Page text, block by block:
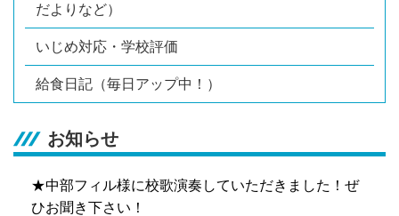
だよりなど）
いじめ対応・学校評価
給食日記（毎日アップ中！）
お知らせ
★中部フィル様に校歌演奏していただきました！ぜ
ひお聞き下さい！